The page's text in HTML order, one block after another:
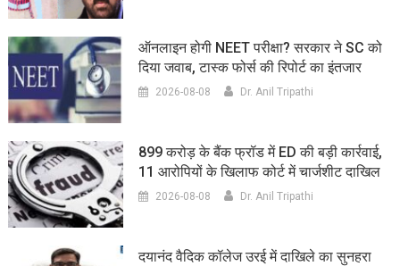
ऑनलाइन होगी NEET परीक्षा? सरकार ने SC को
दिया जवाब, टास्क फोर्स की रिपोर्ट का इंतजार
2026-08-08 Dr. Anil Tripathi
899 करोड़ के बैंक फ्रॉड में ED की बड़ी कार्रवाई,
11 आरोपियों के खिलाफ कोर्ट में चार्जशीट दाखिल
2026-08-08 Dr. Anil Tripathi
दयानंद वैदिक कॉलेज उरई में दाखिले का सुनहरा